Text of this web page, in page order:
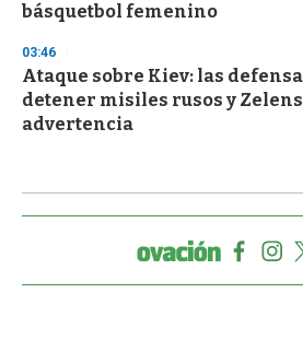
básquetbol femenino
03:46
Ataque sobre Kiev: las
detener misiles rusos y
advertencia